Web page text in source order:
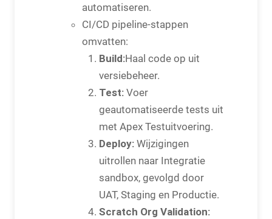
automatiseren.
CI/CD pipeline-stappen
omvatten:
Build:Haal code op uit
versiebeheer.
Test:Voer
geautomatiseerde tests uit
met Apex Testuitvoering.
Deploy:Wijzigingen
uitrollen naar Integratie
sandbox, gevolgd door
UAT, Staging en Productie.
Scratch Org Validation: